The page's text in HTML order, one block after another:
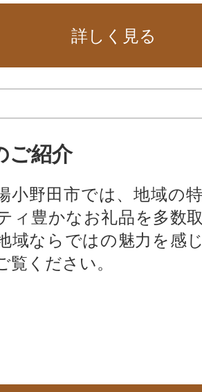
詳しく見る
ご紹介
小野田市では、地域の
ィ豊かなお礼品を多数
域ならではの魅力を感
覧ください。